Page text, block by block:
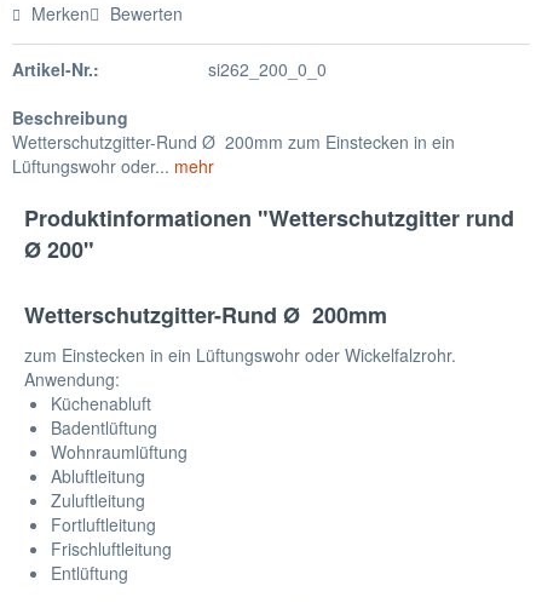
Merken Bewerten
Artikel-Nr.:
si262_200_0_0
Beschreibung
Wetterschutzgitter-Rund Ø 200mm zum Einstecken in ein
Lüftungswohr oder... mehr
Produktinformationen "Wetterschutzgitter rund
Ø 200"
Wetterschutzgitter-Rund Ø 200mm
zum Einstecken in ein Lüftungswohr oder Wickelfalzrohr.
Anwendung:
Küchenabluft
Badentlüftung
Wohnraumlüftung
Abluftleitung
Zuluftleitung
Fortluftleitung
Frischluftleitung
Entlüftung